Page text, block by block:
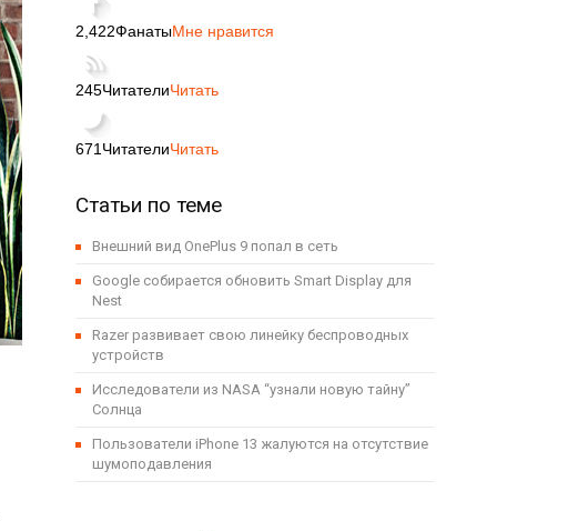
2,422ФанатыМне нравится
245ЧитателиЧитать
671 ЧитателиЧитать
Статьи по теме
Внешний вид OnePlus 9 попал в сеть
Google собирается обновить Smart Display для
Nest
Razer развивает свою линейку беспроводных
устройств
Исследователи из NASA “узнали новую тайну”
Солнца
Пользователи iPhone 13 жалуются на отсутствие
шумоподавления